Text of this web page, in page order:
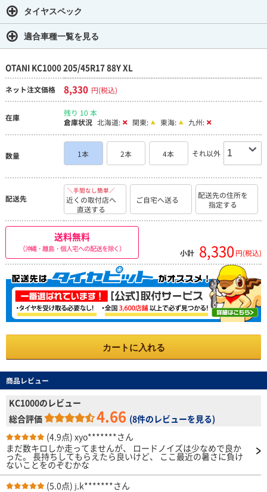
タイヤスペック
適合車種一覧を見る
OTANI KC1000 205/45R17 88Y XL
ネット注文価格 8,330 円(税込)
在庫
残り 10 本
倉庫状況 北海道: 関東: 東海: 九州:
数量 1本 2本 4本 それ以外
配送先
＼手間なし簡単／
近くの取付店へ
直送する
ご自宅へ送る
配送先の住所を
指定する
送料無料
（沖縄・離島・個人宅への配送を除く） 小計 8,330 円(税込)
カートに入れる
商品レビュー
KC1000のレビュー
総合評価
4.66 (8件のレビューを見る)
(4.9点) xyo*******さん
まだ数キロしか走ってませんが、 ロードノイズは少なめで良か
った。 長持ちしてもらえたら良いけど、 ここ最近の暑さに負け
ないことをのぞむかな
(5.0点) j.k*******さん